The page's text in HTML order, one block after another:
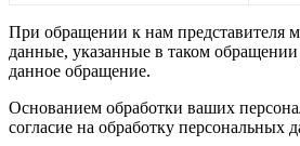
При обращении к нам представителя
данные, указанные в таком обращении
данное обращение.
Основанием обработки ваших
согласие на обработку персональных